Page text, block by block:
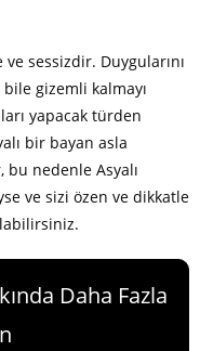
sessizdir. Duygularını
gizemli kalmayı
yapacak türden
bir bayan asla
nedenle Asyalı
ve sizi özen ve dikkatle
Daha Fazla